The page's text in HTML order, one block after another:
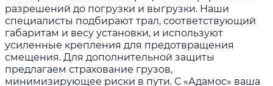
разрешений до погрузки и выгрузки. Наши
специалисты подбирают трал, соответствующий
габаритам и весу установки, и используют
усиленные крепления для предотвращения
смещения. Для дополнительной защиты
предлагаем страхование грузов,
минимизирующее риски в пути. С «Адамос» ваша